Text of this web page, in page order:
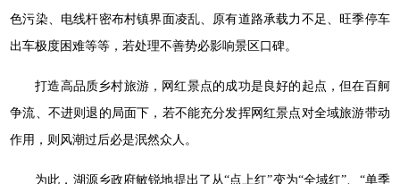
色污染、电线杆密布村镇界面凌乱、原有道路承载力不足、旺季停车
出车极度困难等等，若处理不善势必影响景区口碑。
打造高品质乡村旅游，网红景点的成功是良好的起点，但在百舸
争流、不进则退的局面下，若不能充分发挥网红景点对全域旅游带动
作用，则风潮过后必是泯然众人。
为此，湖源乡政府敏锐地提出了从“点上红”变为“全域红”、“单季